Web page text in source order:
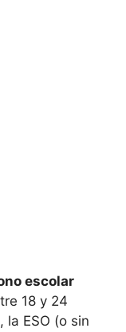
escolar
18 y 24
la ESO (o sin